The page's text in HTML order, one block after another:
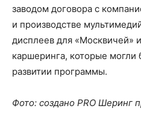
заводом договора с
и производстве
дисплеев для «Москвичей»
каршеринга, которые могли
развитии программы.
Фото: создано PRO Шеринг